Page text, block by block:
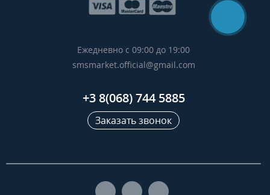
Ежедневно с 09:00 до 19:00
smsmarket.official@gmail.com
+3 8(068) 744 5885
Заказать звонок